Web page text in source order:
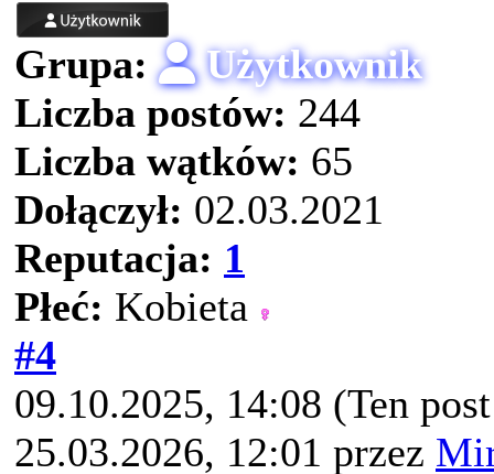
Grupa:
Użytkownik
Liczba postów: 244
Liczba wątków: 65
Dołączył: 02.03.2021
Reputacja: 1
Płeć: Kobieta
#4
09.10.2025, 14:08 (Ten
25.03.2026, 12:01 przez